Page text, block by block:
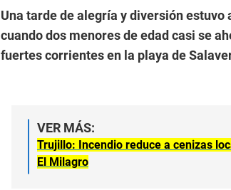
Una tarde de alegría y diversión
cuando dos menores de edad casi se
fuertes corrientes en la playa de
VER MÁS:
Trujillo: Incendio reduce a cenizas
El Milagro